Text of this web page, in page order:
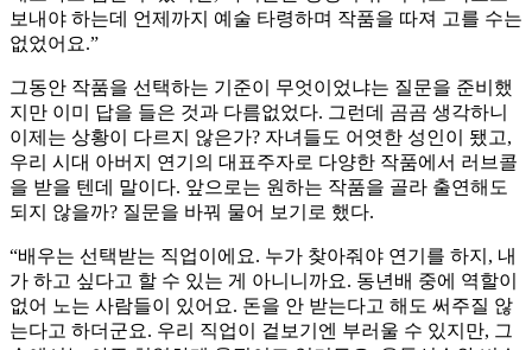
보내야 하는데 언제까지 예술 타령하며 작품을 따져 고를 수는
없었어요.”
그동안 작품을 선택하는 기준이 무엇이었냐는 질문을 준비했
지만 이미 답을 들은 것과 다름없었다. 그런데 곰곰 생각하니
이제는 상황이 다르지 않은가? 자녀들도 어엿한 성인이 됐고,
우리 시대 아버지 연기의 대표주자로 다양한 작품에서 러브콜
을 받을 텐데 말이다. 앞으로는 원하는 작품을 골라 출연해도
되지 않을까? 질문을 바꿔 물어 보기로 했다.
“배우는 선택받는 직업이에요. 누가 찾아줘야 연기를 하지, 내
가 하고 싶다고 할 수 있는 게 아니니까요. 동년배 중에 역할이
없어 노는 사람들이 있어요. 돈을 안 받는다고 해도 써주질 않
는다고 하더군요. 우리 직업이 겉보기엔 부러울 수 있지만, 그